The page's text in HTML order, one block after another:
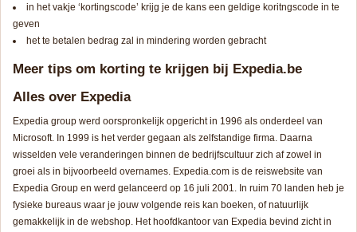
in het vakje ‘kortingscode’ krijg je de kans een geldige koritngscode in te
geven
het te betalen bedrag zal in mindering worden gebracht
Meer tips om korting te krijgen bij Expedia.be
Alles over Expedia
Expedia group werd oorspronkelijk opgericht in 1996 als onderdeel van
Microsoft. In 1999 is het verder gegaan als zelfstandige firma. Daarna
wisselden vele veranderingen binnen de bedrijfscultuur zich af zowel in
groei als in bijvoorbeeld overnames. Expedia.com is de reiswebsite van
Expedia Group en werd gelanceerd op 16 juli 2001. In ruim 70 landen heb je
fysieke bureaus waar je jouw volgende reis kan boeken, of natuurlijk
gemakkelijk in de webshop. Het hoofdkantoor van Expedia bevind zicht in